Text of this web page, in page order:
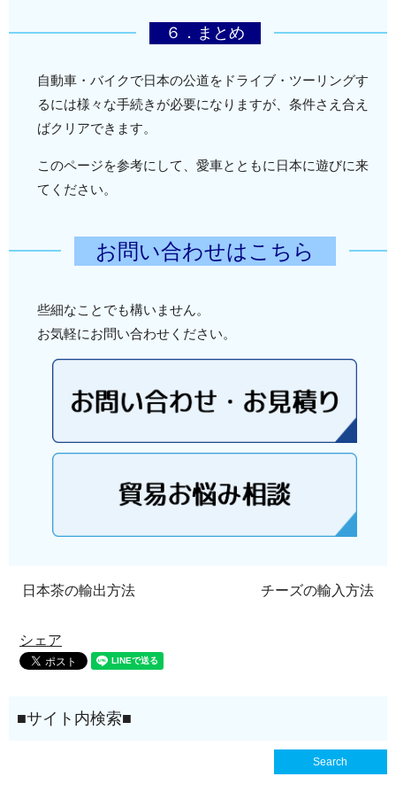
６．まとめ
自動車・バイクで日本の公道をドライブ・ツーリングす
るには様々な手続きが必要になりますが、条件さえ合え
ばクリアできます。
このページを参考にして、愛車とともに日本に遊びに来
てください。
お問い合わせはこちら
些細なことでも構いません。
お気軽にお問い合わせください。
日本茶の輸出方法 チーズの輸入方法
シェア